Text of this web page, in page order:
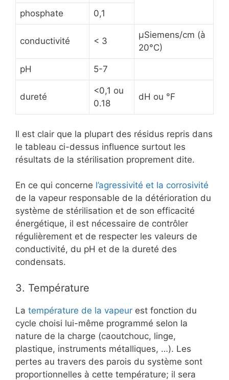
phosphate 0,1
conductivité < 3
µSiemens/cm (à
20°C)
pH 5-7
dureté
<0,1 ou
0.18
dH ou °F
Il est clair que la plupart des résidus repris dans
le tableau ci-dessus influence surtout les
résultats de la stérilisation proprement dite.
En ce qui concerne l’agressivité et la corrosivité
de la vapeur responsable de la détérioration du
système de stérilisation et de son efficacité
énergétique, il est nécessaire de contrôler
régulièrement et de respecter les valeurs de
conductivité, du pH et de la dureté des
condensats.
3. Température
La température de la vapeur est fonction du
cycle choisi lui-même programmé selon la
nature de la charge (caoutchouc, linge,
plastique, instruments métalliques, …). Les
pertes au travers des parois du système sont
proportionnelles à cette température; il sera